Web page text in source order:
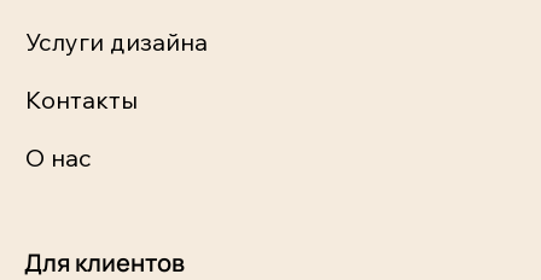
Услуги дизайна
Контакты
О нас
Для клиентов